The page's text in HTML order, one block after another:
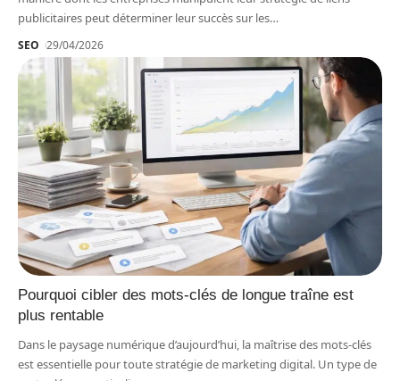
publicitaires peut déterminer leur succès sur les…
SEO 29/04/2026
Pourquoi cibler des mots-clés de longue traîne est
plus rentable
Dans le paysage numérique d’aujourd’hui, la maîtrise des mots-clés
est essentielle pour toute stratégie de marketing digital. Un type de